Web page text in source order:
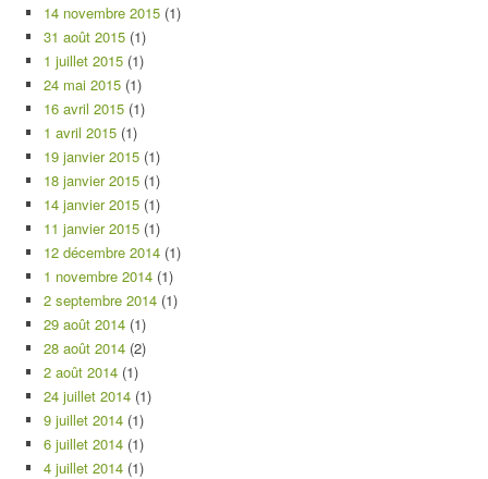
14 novembre 2015 (1)
31 août 2015 (1)
1 juillet 2015 (1)
24 mai 2015 (1)
16 avril 2015 (1)
1 avril 2015 (1)
19 janvier 2015 (1)
18 janvier 2015 (1)
14 janvier 2015 (1)
11 janvier 2015 (1)
12 décembre 2014 (1)
1 novembre 2014 (1)
2 septembre 2014 (1)
29 août 2014 (1)
28 août 2014 (2)
2 août 2014 (1)
24 juillet 2014 (1)
9 juillet 2014 (1)
6 juillet 2014 (1)
4 juillet 2014 (1)